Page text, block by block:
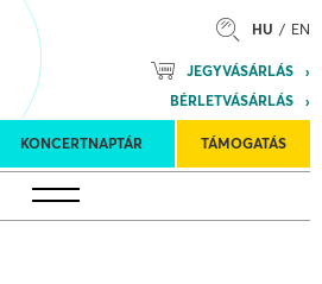
HU EN
JEGYVÁSÁRLÁS
BÉRLETVÁSÁRLÁS
KONCERTNAPTÁR TÁMOGATÁS
Kulturális
Program
Felkéréses
koncertek